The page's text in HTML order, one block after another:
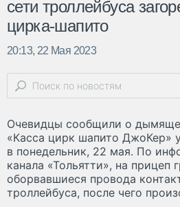
сети троллейбуса
цирка-шапито
20:13, 22 Мая 2023
Очевидцы сообщили о
«Касса цирк шапито ДжоКер»
в понедельник, 22 мая. По
канала «Тольятти», на прицеп
оборвавшиеся провода
троллейбуса, после чего